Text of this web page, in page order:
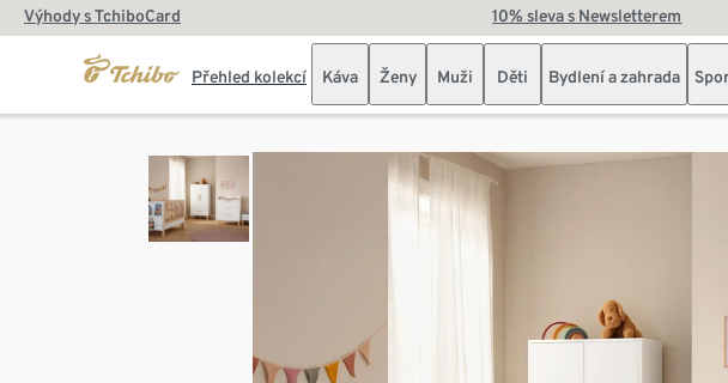
Výhody s TchiboCard 10% sleva s Newsletterem
Přehled kolekcí Káva Ženy Muži Děti Bydlení a zahrada